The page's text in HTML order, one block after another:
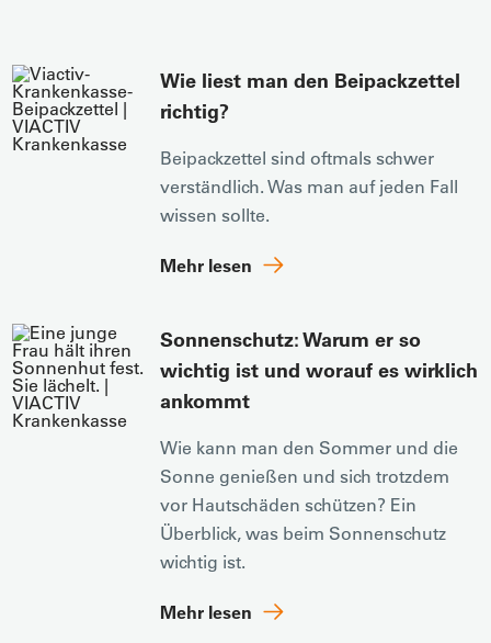
Wie liest man den Beipackzettel
richtig?
Beipackzettel sind oftmals schwer
verständlich. Was man auf jeden Fall
wissen sollte.
Mehr lesen
Sonnenschutz: Warum er so
wichtig ist und worauf es wirklich
ankommt
Wie kann man den Sommer und die
Sonne genießen und sich trotzdem
vor Hautschäden schützen? Ein
Überblick, was beim Sonnenschutz
wichtig ist.
Mehr lesen